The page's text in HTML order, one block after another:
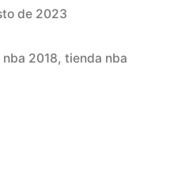
de 2023
2018, tienda nba